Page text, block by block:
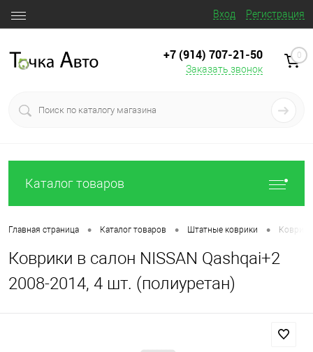
Вход Регистрация
+7 (914) 707‒21‒50
Заказать звонок
0
Каталог товаров
Главная страница • Каталог товаров • Штатные коврики •
Коврики в салон NISSAN Qashqai+2
2008-2014, 4 шт. (полиуретан)